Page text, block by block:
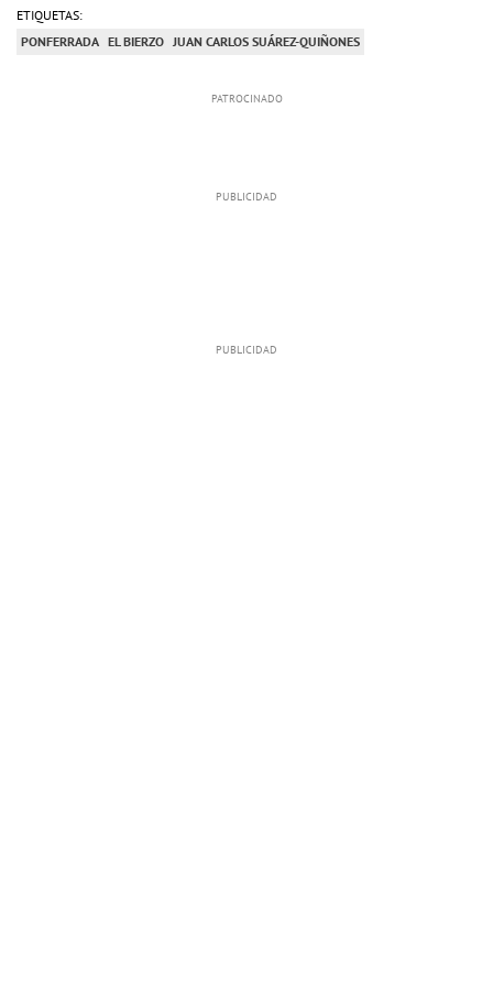
ETIQUETAS:
PONFERRADA EL BIERZO JUAN CARLOS SUÁREZ-QUIÑONES